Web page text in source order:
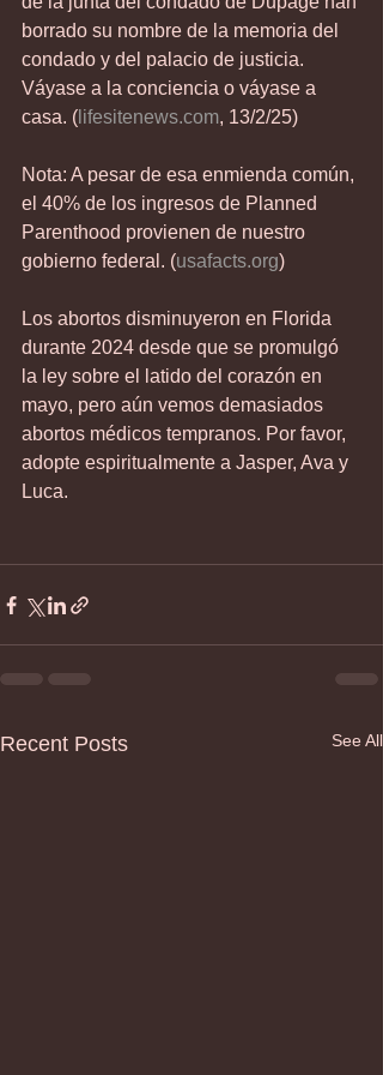
borrado su nombre de la memoria del
condado y del palacio de justicia.
Váyase a la conciencia o váyase a
casa. ( lifesitenews.com, 13/2/25)
Nota: A pesar de esa enmienda común,
el 40% de los ingresos de Planned
Parenthood provienen de nuestro
gobierno federal. (usafacts.org)
Los abortos disminuyeron en Florida
durante 2024 desde que se promulgó
la ley sobre el latido del corazón en
mayo, pero aún vemos demasiados
abortos médicos tempranos. Por favor,
adopte espiritualmente a Jasper, Ava y
Luca.
Recent Posts See All